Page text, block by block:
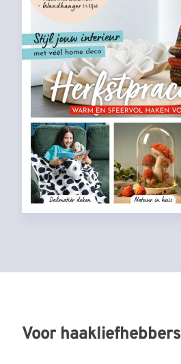
Voor haakliefhebbers